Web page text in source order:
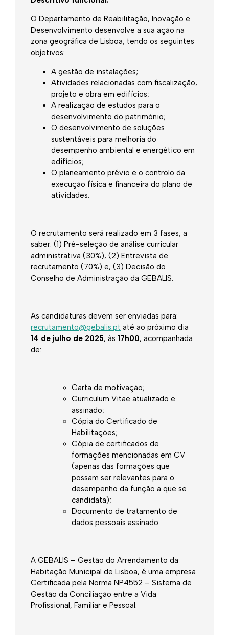
O Departamento de Reabilitação, Inovação e
Desenvolvimento desenvolve a sua ação na
zona geográfica de Lisboa, tendo os seguintes
objetivos:
A gestão de instalações;
Atividades relacionadas com fiscalização,
projeto e obra em edifícios;
A realização de estudos para o
desenvolvimento do património;
O desenvolvimento de soluções
sustentáveis para melhoria do
desempenho ambiental e energético em
edifícios;
O planeamento prévio e o controlo da
execução física e financeira do plano de
atividades.
O recrutamento será realizado em 3 fases, a
saber: (1) Pré-seleção de análise curricular
administrativa (30%), (2) Entrevista de
recrutamento (70%) e, (3) Decisão do
Conselho de Administração da GEBALIS.
As candidaturas devem ser enviadas para:
recrutamento@gebalis.pt até ao próximo dia
14 de julho de 2025, às 17h00, acompanhada
de:
Carta de motivação;
Curriculum Vitae atualizado e
assinado;
Cópia do Certificado de
Habilitações;
Cópia de certificados de
formações mencionadas em CV
(apenas das formações que
possam ser relevantes para o
desempenho da função a que se
candidata);
Documento de tratamento de
dados pessoais assinado.
A GEBALIS – Gestão do Arrendamento da
Habitação Municipal de Lisboa, é uma empresa
Certificada pela Norma NP4552 – Sistema de
Gestão da Conciliação entre a Vida
Profissional, Familiar e Pessoal.